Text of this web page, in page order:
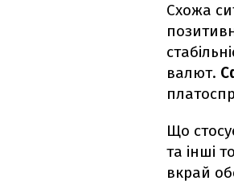
Схожа
валют.
Що
та інші
вкрай